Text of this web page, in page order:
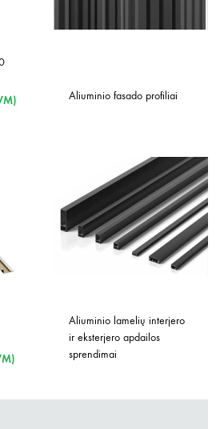
Aliuminio fasado profiliai
Aliuminio lamelių interjero
ir eksterjero apdailos
sprendimai